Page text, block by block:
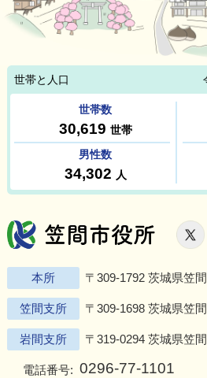
笠
本所 〒309-1792 茨城県笠
笠間支所 〒309-1698 茨城県笠
岩間支所 〒319-0294 茨城県笠
電話番号: 0296-77-1101